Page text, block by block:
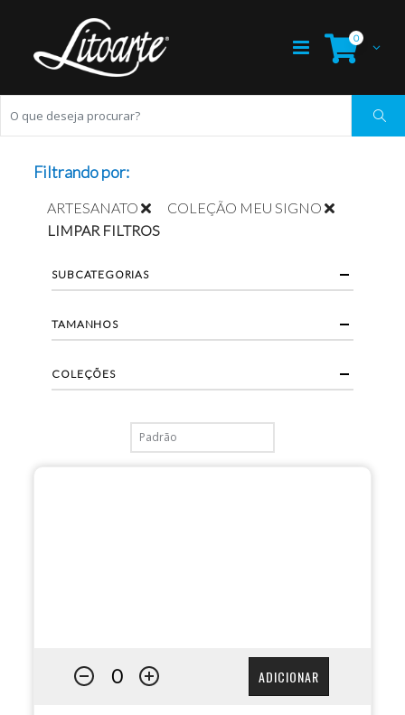
0
ADICIONAR
Filtrando por:
ARTESANATO
COLEÇÃO MEU SIGNO
LIMPAR FILTROS
SUBCATEGORIAS
TAMANHOS
COLEÇÕES